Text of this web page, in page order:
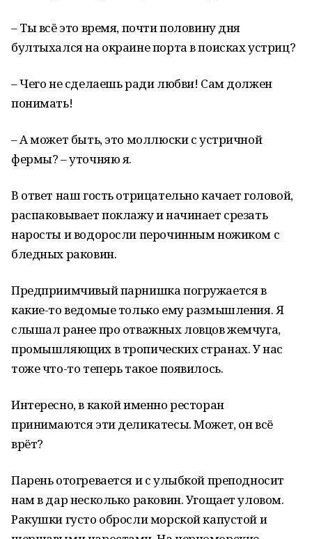
– Ты всё это время, почти половину дня
бултыхался на окраине порта в поисках устриц?
– Чего не сделаешь ради любви! Сам должен
понимать!
– А может быть, это моллюски с устричной
фермы? – уточняю я.
В ответ наш гость отрицательно качает головой,
распаковывает поклажу и начинает срезать
наросты и водоросли перочинным ножиком с
бледных раковин.
Предприимчивый парнишка погружается в
какие-то ведомые только ему размышления. Я
слышал ранее про отважных ловцов жемчуга,
промышляющих в тропических странах. У нас
тоже что-то теперь такое появилось.
Интересно, в какой именно ресторан
принимаются эти деликатесы. Может, он всё
врёт?
Парень отогревается и с улыбкой преподносит
нам в дар несколько раковин. Угощает уловом.
Ракушки густо обросли морской капустой и